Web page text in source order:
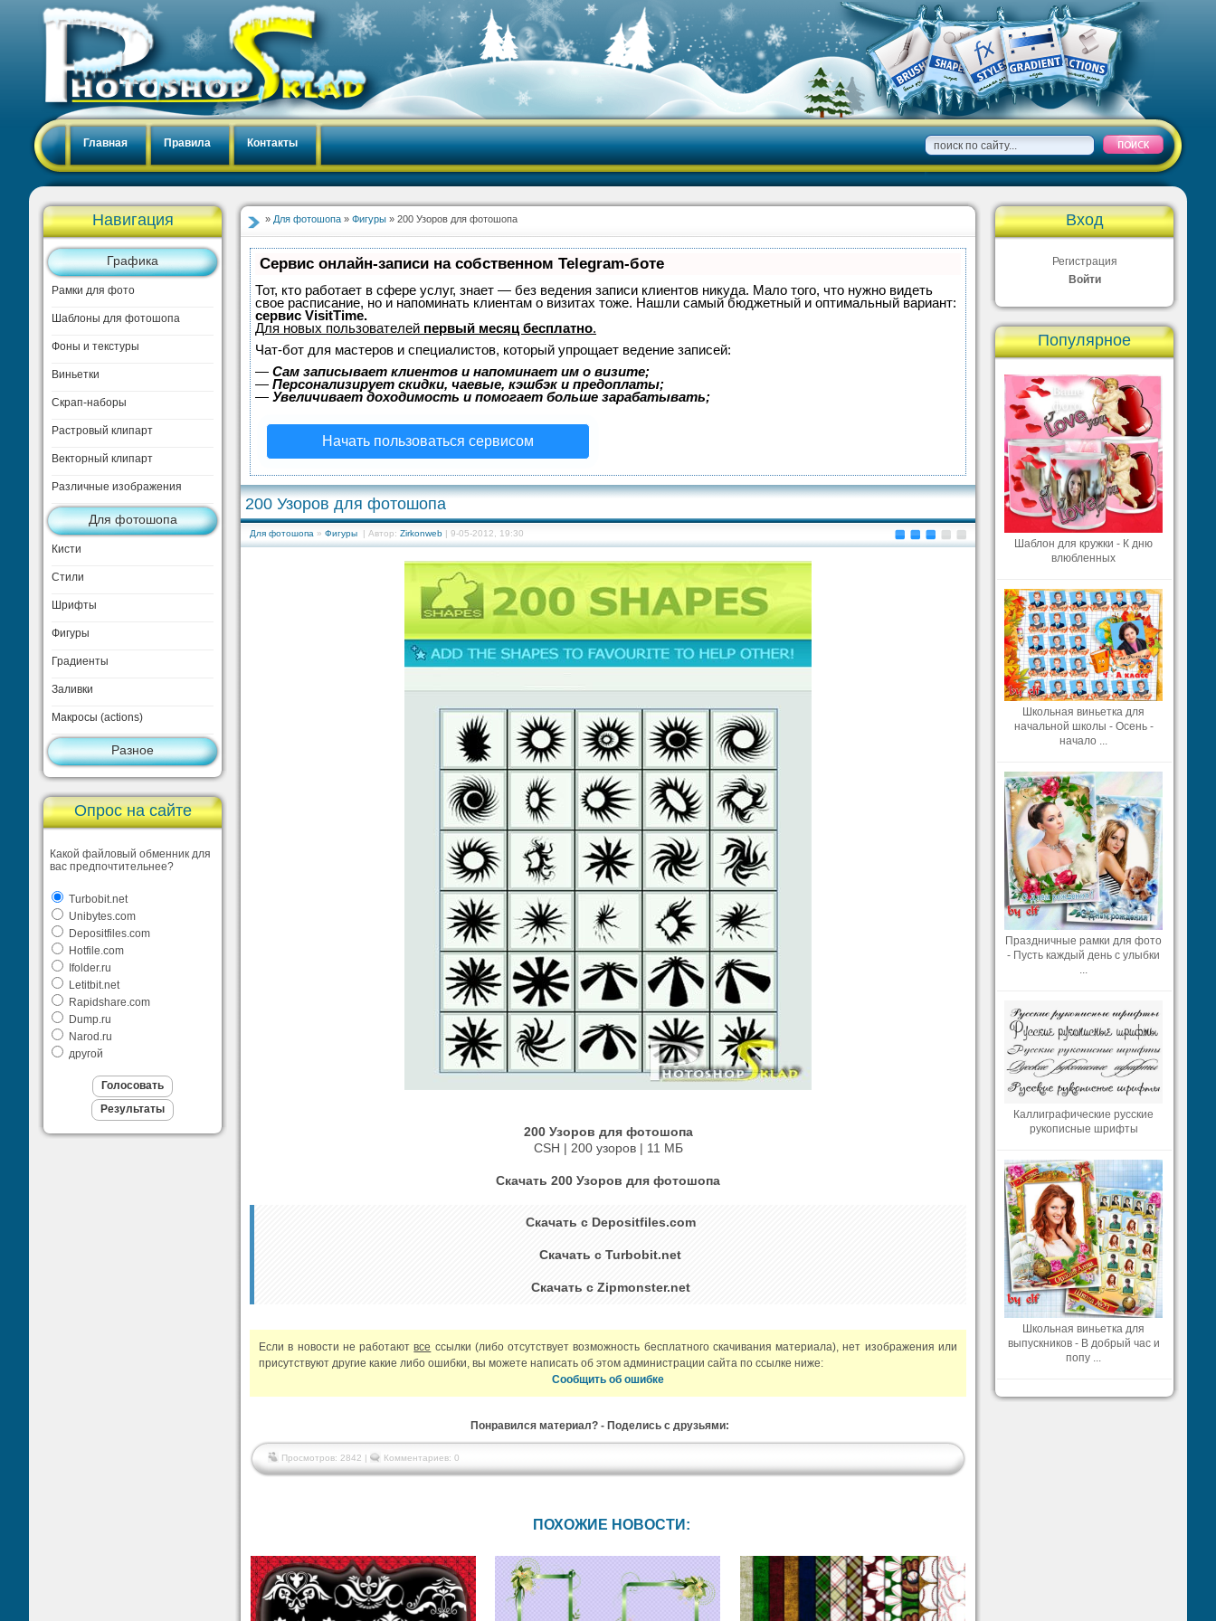
Главная Правила Контакты
Навигация
Графика
Рамки для фото
Шаблоны для фотошопа
Фоны и текстуры
Виньетки
Скрап-наборы
Растровый клипарт
Векторный клипарт
Различные изображения
Для фотошопа
Кисти
Стили
Шрифты
Фигуры
Градиенты
Заливки
Макросы (actions)
Разное
Опрос на сайте
Какой файловый обменник для
вас предпочтительнее?
Turbobit.net
Unibytes.com
Depositfiles.com
Hotfile.com
Ifolder.ru
Letitbit.net
Rapidshare.com
Dump.ru
Narod.ru
другой
» Для фотошопа » Фигуры » 200 Узоров для фотошопа
Сервис онлайн-записи на собственном Telegram-боте
Тот, кто работает в сфере услуг, знает — без ведения записи клиентов никуда. Мало того, что нужно видеть
свое расписание, но и напоминать клиентам о визитах тоже. Нашли самый бюджетный и оптимальный вариант:
сервис VisitTime.
Для новых пользователей первый месяц бесплатно.
Чат-бот для мастеров и специалистов, который упрощает ведение записей:
— Сам записывает клиентов и напоминает им о визите;
— Персонализирует скидки, чаевые, кэшбэк и предоплаты;
— Увеличивает доходимость и помогает больше зарабатывать;
Начать пользоваться сервисом
200 Узоров для фотошопа
Для фотошопа » Фигуры | Автор: Zirkonweb | 9-05-2012, 19:30
200 Узоров для фотошопа
CSH | 200 узоров | 11 МБ
Cкачать 200 Узоров для фотошопа
Скачать с Depositfiles.com
Скачать с Turbobit.net
Скачать с Zipmonster.net
Если в новости не работаютвсе ссылки (либо отсутствует возможность бесплатного скачивания материала), нет изображения или
присутствуют другие какие либо ошибки, вы можете написать об этом администрации сайта по ссылке ниже:
Сообщить об ошибке
Понравился материал? - Поделись с друзьями:
Просмотров: 2842 | Комментариев: 0
ПОХОЖИЕ НОВОСТИ:
Вход
Регистрация
Войти
Популярное
Шаблон для кружки - К дню
влюбленных
Школьная виньетка для
начальной школы - Осень -
начало ...
Праздничные рамки для фото
- Пусть каждый день с улыбки
...
Каллиграфические русские
рукописные шрифты
Школьная виньетка для
выпускников - В добрый час и
попу ...